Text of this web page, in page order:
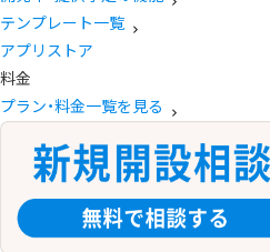
テンプレート一覧
アプリストア
料金
プラン・料金一覧を見る